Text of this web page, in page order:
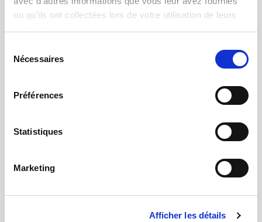
ou qu'ils ont collectées lors de votre utilisation de leurs
Nécessaires
Préférences
Statistiques
Marketing
Afficher les détails
Bancs de Tests de Moteurs de volets